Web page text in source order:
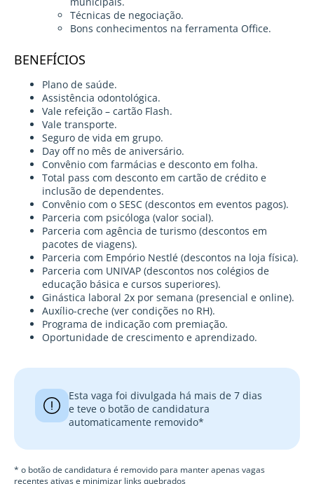
Técnicas de negociação.
Bons conhecimentos na ferramenta Office.
BENEFÍCIOS
Plano de saúde.
Assistência odontológica.
Vale refeição – cartão Flash.
Vale transporte.
Seguro de vida em grupo.
Day off no mês de aniversário.
Convênio com farmácias e desconto em folha.
Total pass com desconto em cartão de crédito e
inclusão de dependentes.
Convênio com o SESC (descontos em eventos pagos).
Parceria com psicóloga (valor social).
Parceria com agência de turismo (descontos em
pacotes de viagens).
Parceria com Empório Nestlé (descontos na loja física).
Parceria com UNIVAP (descontos nos colégios de
educação básica e cursos superiores).
Ginástica laboral 2x por semana (presencial e online).
Auxílio-creche (ver condições no RH).
Programa de indicação com premiação.
Oportunidade de crescimento e aprendizado.
Esta vaga foi divulgada há mais de 7 dias
e teve o botão de candidatura
automaticamente removido*
* o botão de candidatura é removido para manter apenas vagas
recentes ativas e minimizar links quebrados